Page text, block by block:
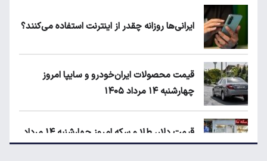
ایرانی‌ها روزانه چقدر از اینترنت استفاده می‌کنند؟
قیمت محصولات ایران‌خودرو و سایپا امروز
چهارشنبه ۱۴ مرداد ۱۴۰۵
قیمت دلار، طلا و سکه امروز چهارشنبه ۱۴ مرداد
۱۴۰۵